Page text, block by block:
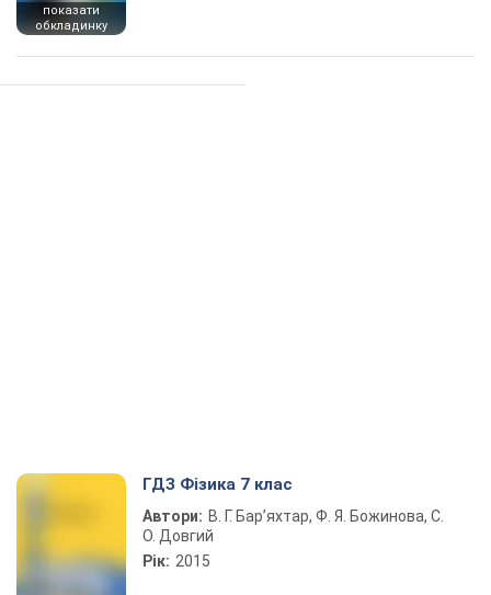
показати
обкладинку
ГДЗ Фізика 7 клас
Автори: В. Г. Бар’яхтар, Ф. Я. Божинова, С.
О. Довгий
Рік: 2015